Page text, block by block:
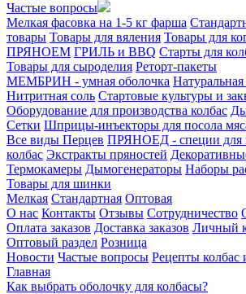
Частые вопросы
Мелкая фасовка на 1-5 кг фарша
товары Товары для вяления Товары для
ПРЯНОЕМ ГРИЛЬ и BBQ Старты для
Товары для сыроделия Реторт-пакеты
МЕМБРИН - умная оболочка
Нитритная соль Стартовые культуры и
Оборудование для производства колбас
Сетки Шприцы-инъекторы для посола
Все виды Перцев ПРЯНОЕД - специи для
колбас Экстракты пряностей
Термокамеры Дымогенераторы Наборы
Товары для шинки
Мелкая Стандартная Оптовая
О нас Контакты Отзывы Сотрудничество
Оплата заказов Доставка заказов Личный
Оптовый раздел Розница
Новости Частые вопросы Рецепты колбас
Главная
Как выбрать оболочку для колбасы?